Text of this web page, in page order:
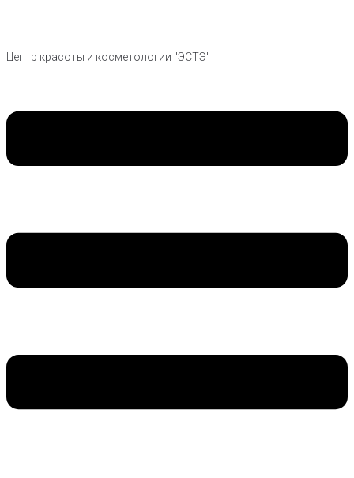
Центр красоты и косметологии "ЭСТЭ"